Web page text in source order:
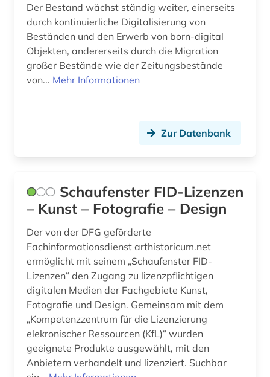
Der Bestand wächst ständig weiter, einerseits
durch kontinuierliche Digitalisierung von
Beständen und den Erwerb von born-digital
Objekten, andererseits durch die Migration
großer Bestände wie der Zeitungsbestände
von... Mehr Informationen
Zur Datenbank
Schaufenster FID-Lizenzen
– Kunst – Fotografie – Design
Der von der DFG geförderte
Fachinformationsdienst arthistoricum.net
ermöglicht mit seinem „Schaufenster FID-
Lizenzen“ den Zugang zu lizenzpflichtigen
digitalen Medien der Fachgebiete Kunst,
Fotografie und Design. Gemeinsam mit dem
„Kompetenzzentrum für die Lizenzierung
elekronischer Ressourcen (KfL)“ wurden
geeignete Produkte ausgewählt, mit den
Anbietern verhandelt und lizenziert. Suchbar